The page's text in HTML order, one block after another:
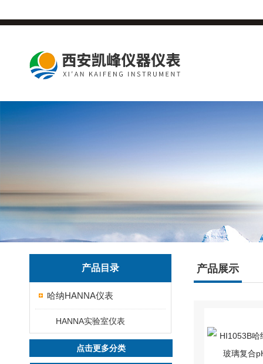
产品目录
哈纳HANNA仪表
HANNA实验室仪表
点击更多分类
产品展示